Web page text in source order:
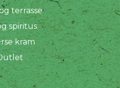
terrasse
spiritus
kram